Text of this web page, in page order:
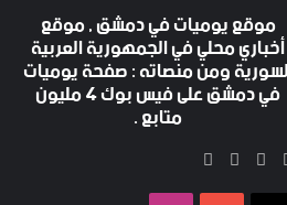
موقع يوميات في دمشق , موقع
أخباري محلي في الجمهورية العربية
ومن منصاته : صفحة يوميات
في دمشق على فيس بوك 4 مليون متابع .
فيسبوك
‫X
‫YouTube